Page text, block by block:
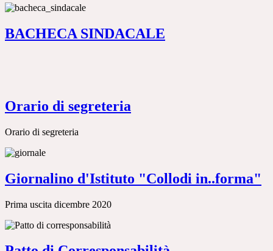
BACHECA SINDACALE
Orario di segreteria
Orario di segreteria
Giornalino d'Istituto "Collodi in..forma"
Prima uscita dicembre 2020